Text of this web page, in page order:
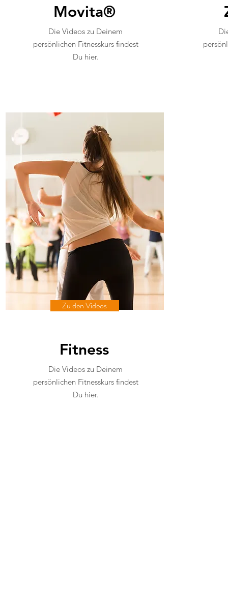
Movita®
Die Videos zu Deinem
persönlichen Fitnesskurs findest
Du hier.
Zu den Videos
Fitness
Die Videos zu Deinem
persönlichen Fitnesskurs findest
Du hier.